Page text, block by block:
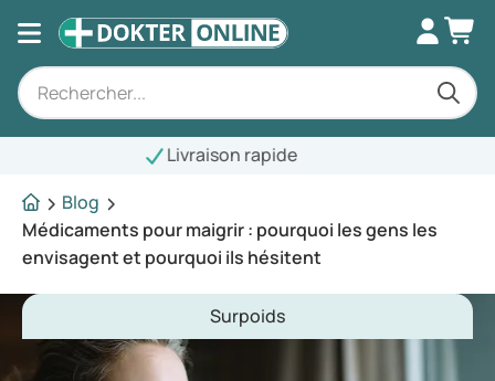
Blog
Médicaments pour maigrir : pourquoi les gens les
envisagent et pourquoi ils hésitent
Surpoids